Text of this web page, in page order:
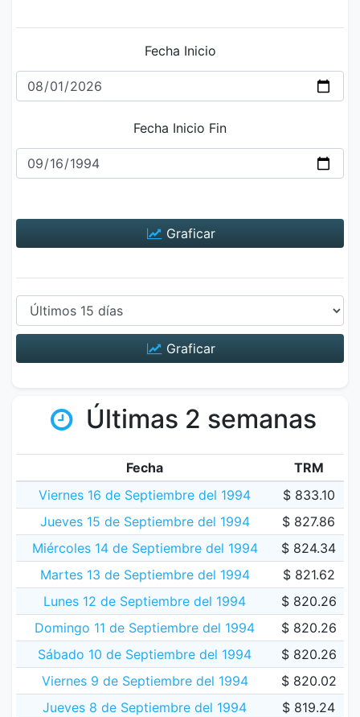
Fecha Inicio
Fecha Inicio Fin
Graficar
Graficar
Últimas 2 semanas
Fecha
TRM
Viernes 16 de Septiembre del 1994
$ 833.10
Jueves 15 de Septiembre del 1994
$ 827.86
Miércoles 14 de Septiembre del 1994
$ 824.34
Martes 13 de Septiembre del 1994
$ 821.62
Lunes 12 de Septiembre del 1994
$ 820.26
Domingo 11 de Septiembre del 1994
$ 820.26
Sábado 10 de Septiembre del 1994
$ 820.26
Viernes 9 de Septiembre del 1994
$ 820.02
Jueves 8 de Septiembre del 1994
$ 819.24